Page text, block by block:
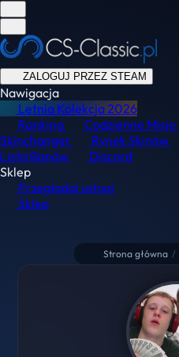
ZALOGUJ PRZEZ STEAM
Nawigacja
Letnia Kolekcja2026
Ranking
Codzienne Misje
Skinchanger
Rynek Skinów
Lista Banów
Discord
Sklep
Przeglądaj usługi
Sklep
Strona główna /